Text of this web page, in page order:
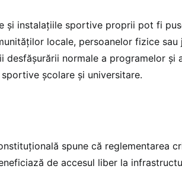
şi instalaţiile sportive proprii pot fi
locale, persoanelor fizice
desfăşurării normale a programelor
şcolare şi universitare.
spune că reglementarea
de accesul liber la